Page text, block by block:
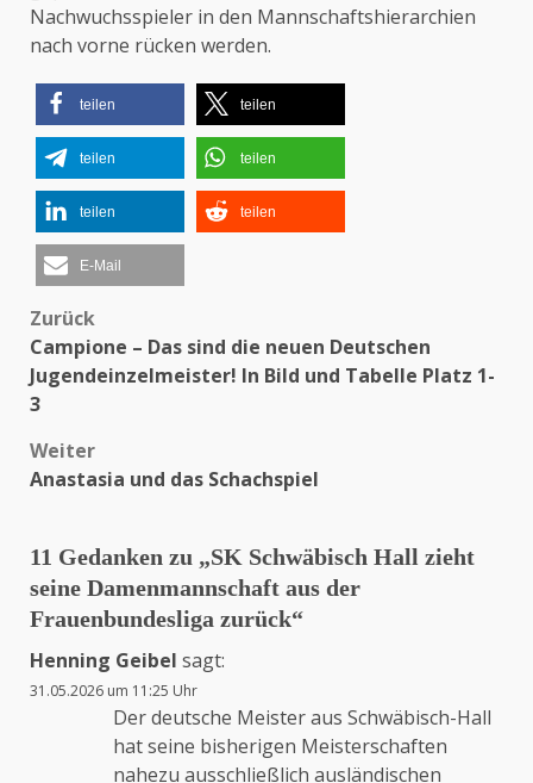
Nachwuchsspieler in den Mannschaftshierarchien
nach vorne rücken werden.
teilen teilen
teilen teilen
teilen teilen
E-Mail
Beitragsnavigation
Zurück
Campione – Das sind die neuen Deutschen
Jugendeinzelmeister! In Bild und Tabelle Platz 1-
3
Weiter
Anastasia und das Schachspiel
11 Gedanken zu „SK Schwäbisch Hall zieht
seine Damenmannschaft aus der
Frauenbundesliga zurück“
Henning Geibel sagt:
31.05.2026 um 11:25 Uhr
Der deutsche Meister aus Schwäbisch-Hall
hat seine bisherigen Meisterschaften
nahezu ausschließlich ausländischen